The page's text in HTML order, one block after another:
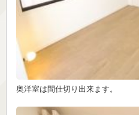
奥洋室は間仕切り出来ます。